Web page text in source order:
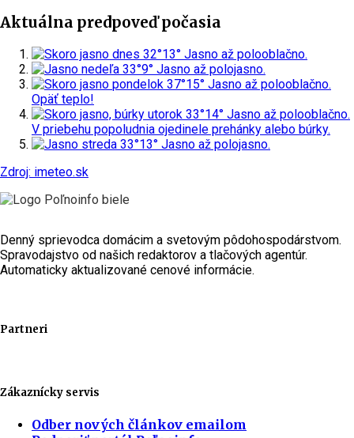
Aktuálna predpoveď počasia
dnes 32°13° Jasno až polooblačno.
nedeľa 33°9° Jasno až polojasno.
pondelok 37°15° Jasno až polooblačno.
Opäť teplo!
utorok 33°14° Jasno až polooblačno.
V priebehu popoludnia ojedinele prehánky alebo búrky.
streda 33°13° Jasno až polojasno.
Zdroj: imeteo.sk
Denný sprievodca domácim a svetovým pôdohospodárstvom.
Spravodajstvo od našich redaktorov a tlačových agentúr.
Automaticky aktualizované cenové informácie.
Partneri
Zákaznícky servis
Odber nových článkov emailom